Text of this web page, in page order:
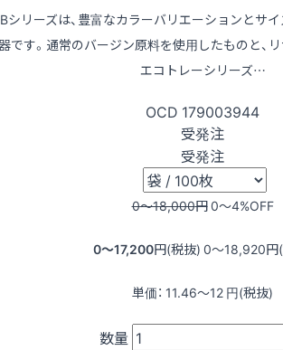
シリーズは、豊富なカラーバリエーションとサ
です。通常のバージン原料を使用したものと、
エコトレーシリーズ…
OCD 179003944
受発注
受発注
0〜18,000円0〜4%OFF
0〜17,200円(税抜) 0〜18,920円
単価： 11.46〜12 円(税抜)
数量